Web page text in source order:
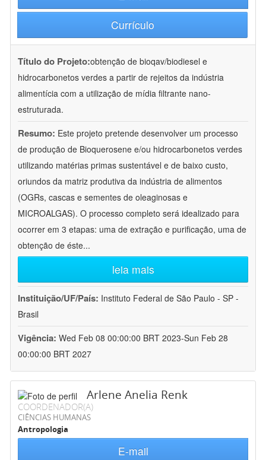
Currículo
Título do Projeto:obtenção de bioqav/biodiesel e
hidrocarbonetos verdes a partir de rejeitos da indústria
alimentícia com a utilização de mídia filtrante nano-
estruturada.
Resumo: Este projeto pretende desenvolver um processo
de produção de Bioquerosene e/ou hidrocarbonetos verdes
utilizando matérias primas sustentável e de baixo custo,
oriundos da matriz produtiva da indústria de alimentos
(OGRs, cascas e sementes de oleaginosas e
MICROALGAS). O processo completo será idealizado para
ocorrer em 3 etapas: uma de extração e purificação, uma de
obtenção de éste...
leia mais
Instituição/UF/País: Instituto Federal de São Paulo - SP -
Brasil
Vigência: Wed Feb 08 00:00:00 BRT 2023-Sun Feb 28
00:00:00 BRT 2027
Arlene Anelia Renk
COORDENADOR(A)
CIÊNCIAS HUMANAS
Antropologia
E-mail